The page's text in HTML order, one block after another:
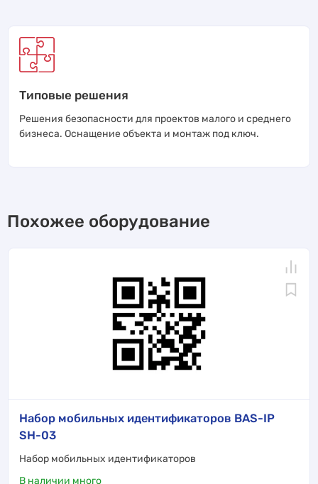
Типовые решения
Решения безопасности для проектов малого и среднего
бизнеса. Оснащение объекта и монтаж под ключ.
Похожее оборудование
Набор мобильных идентификаторов BAS-IP
SH-03
Набор мобильных идентификаторов
В наличии много